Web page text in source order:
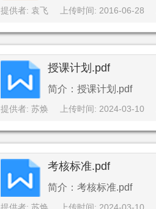
提供者: 袁飞 上传时间: 2016-06-28
授课计划.pdf
简介：授课计划.pdf
提供者: 苏焕 上传时间: 2024-03-10
考核标准.pdf
简介：考核标准.pdf